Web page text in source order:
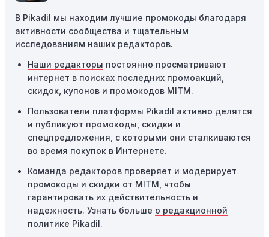
промокоды требуют соблюдения минимального
порога покупки, чтобы получить право на скидку. Если
сумма в корзине не соответствует указанному порогу,
код не сработает.
Географические ограничения:Действие некоторых
промокодов может быть ограничено определенными
местами или регионами. Если вы находитесь за
пределами указанного региона, то код не будет
применяться.
предназначены только для однократного
использования. Если код уже был использован кем-то
другим, он не будет действовать повторно.
Технические сбои:
В Pikadil мы находим лучшие промокоды благодаря
активности сообщества и тщательным
исследованиям наших редакторов.
Наши редакторы постоянно просматривают
интернет в поисках последних промоакций,
скидок, купонов и промокодов MITM.
Пользователи платформы Pikadil активно делятся
и публикуют промокоды, скидки и
спецпредложения, с которыми они сталкиваются
во время покупок в Интернете.
Команда редакторов проверяет и модерирует
промокоды и скидки от MITM, чтобы
гарантировать их действительность и
надежность. Узнать больше о редакционной
политике Pikadil.